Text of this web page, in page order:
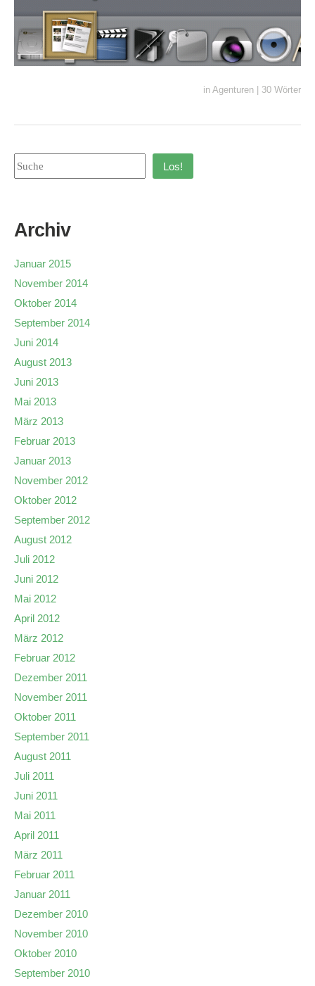
in Agenturen 30 Wörter
Los!
Archiv
Januar 2015
November 2014
Oktober 2014
September 2014
Juni 2014
August 2013
Juni 2013
Mai 2013
März 2013
Februar 2013
Januar 2013
November 2012
Oktober 2012
September 2012
August 2012
Juli 2012
Juni 2012
Mai 2012
April 2012
März 2012
Februar 2012
Dezember 2011
November 2011
Oktober 2011
September 2011
August 2011
Juli 2011
Juni 2011
Mai 2011
April 2011
März 2011
Februar 2011
Januar 2011
Dezember 2010
November 2010
Oktober 2010
September 2010